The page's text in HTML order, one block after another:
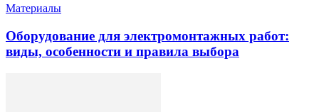
Материалы
Оборудование для электромонтажных работ:
виды, особенности и правила выбора